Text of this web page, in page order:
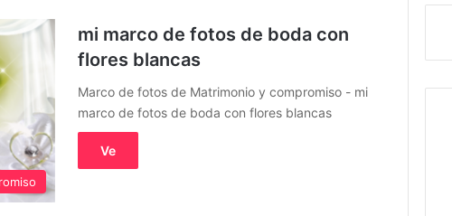
mi marco de fotos de boda con
flores blancas
Marco de fotos de Matrimonio y compromiso - mi
marco de fotos de boda con flores blancas
Ve